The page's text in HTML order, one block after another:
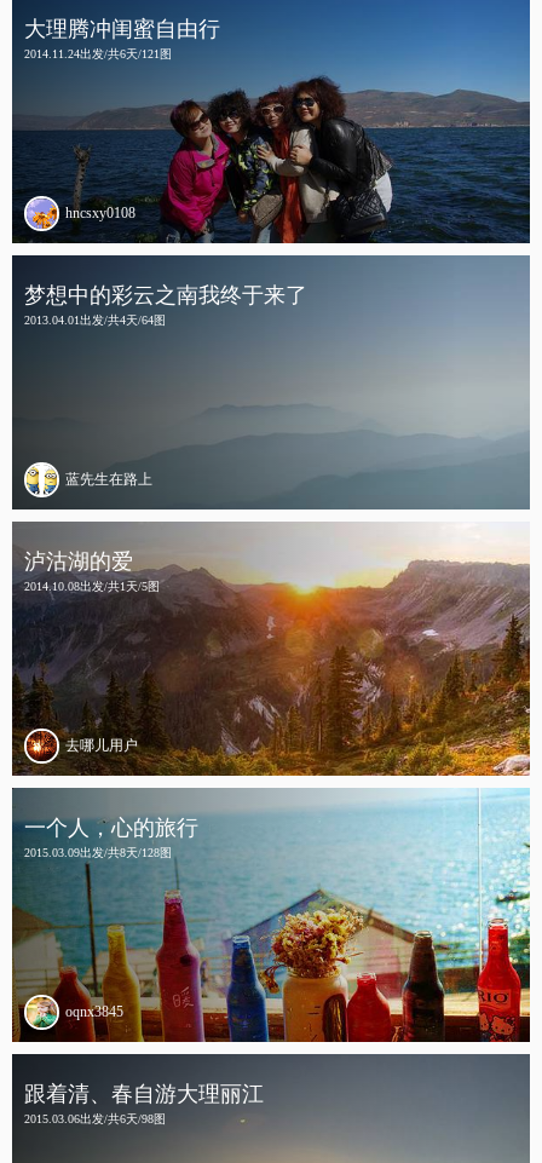
大理腾冲闺蜜自由行
2014.11.24出发/共6天/121图
hncsxy0108
梦想中的彩云之南我终于来了
2013.04.01出发/共4天/64图
蓝先生在路上
泸沽湖的爱
2014.10.08出发/共1天/5图
去哪儿用户
一个人，心的旅行
2015.03.09出发/共8天/128图
oqnx3845
跟着清、春自游大理丽江
2015.03.06出发/共6天/98图